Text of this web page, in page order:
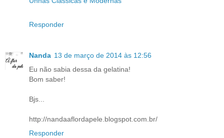
Responder
Nanda 13 de março de 2014 às 12:56
Eu não sabia dessa da gelatina!
Bom saber!
Bjs...
http://nandaaflordapele.blogspot.com.br/
Responder